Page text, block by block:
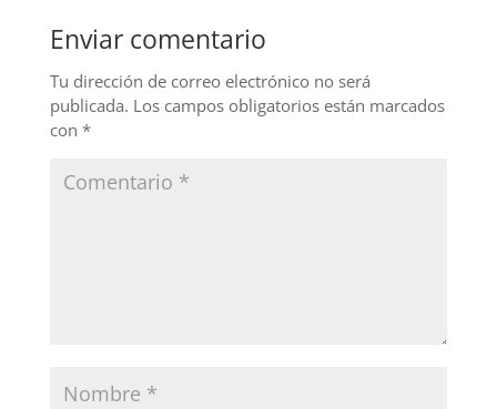
b
o
o
k
n
Enviar comentario
Tu dirección de correo electrónico no será
publicada. Los campos obligatorios están marcados
con *